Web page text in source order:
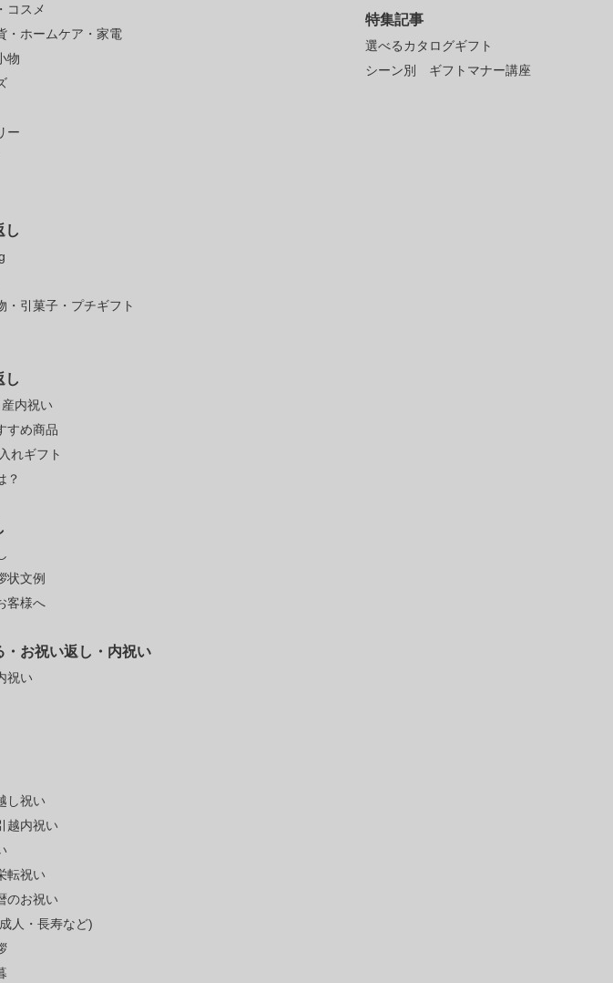
コスメ
・ホームケア・家電
物
ー
し
・引菓子・プチギフト
し
内祝い
すめ商品
れギフト
？
状文例
客様へ
・お祝い返し・内祝い
祝い
し祝い
越内祝い
転祝い
のお祝い
人・長寿など)
特集記事
選べるカタログギフト
シーン別 ギフトマナー講座